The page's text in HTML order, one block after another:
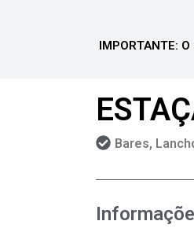
IMPORTANTE:
Bares,